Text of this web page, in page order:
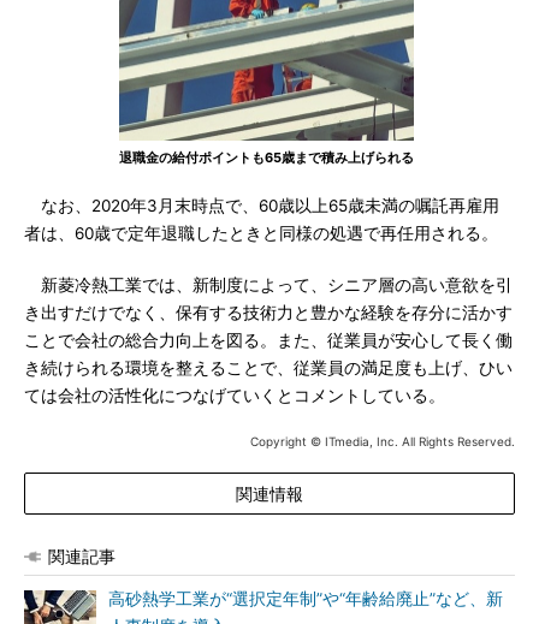
退職金の給付ポイントも65歳まで積み上げられる
なお、2020年3月末時点で、60歳以上65歳未満の嘱託再雇用
者は、60歳で定年退職したときと同様の処遇で再任用される。
新菱冷熱工業では、新制度によって、シニア層の高い意欲を引
き出すだけでなく、保有する技術力と豊かな経験を存分に活かす
ことで会社の総合力向上を図る。また、従業員が安心して長く働
き続けられる環境を整えることで、従業員の満足度も上げ、ひい
ては会社の活性化につなげていくとコメントしている。
Copyright © ITmedia, Inc. All Rights Reserved.
関連情報
関連記事
高砂熱学工業が“選択定年制”や“年齢給廃止”など、新